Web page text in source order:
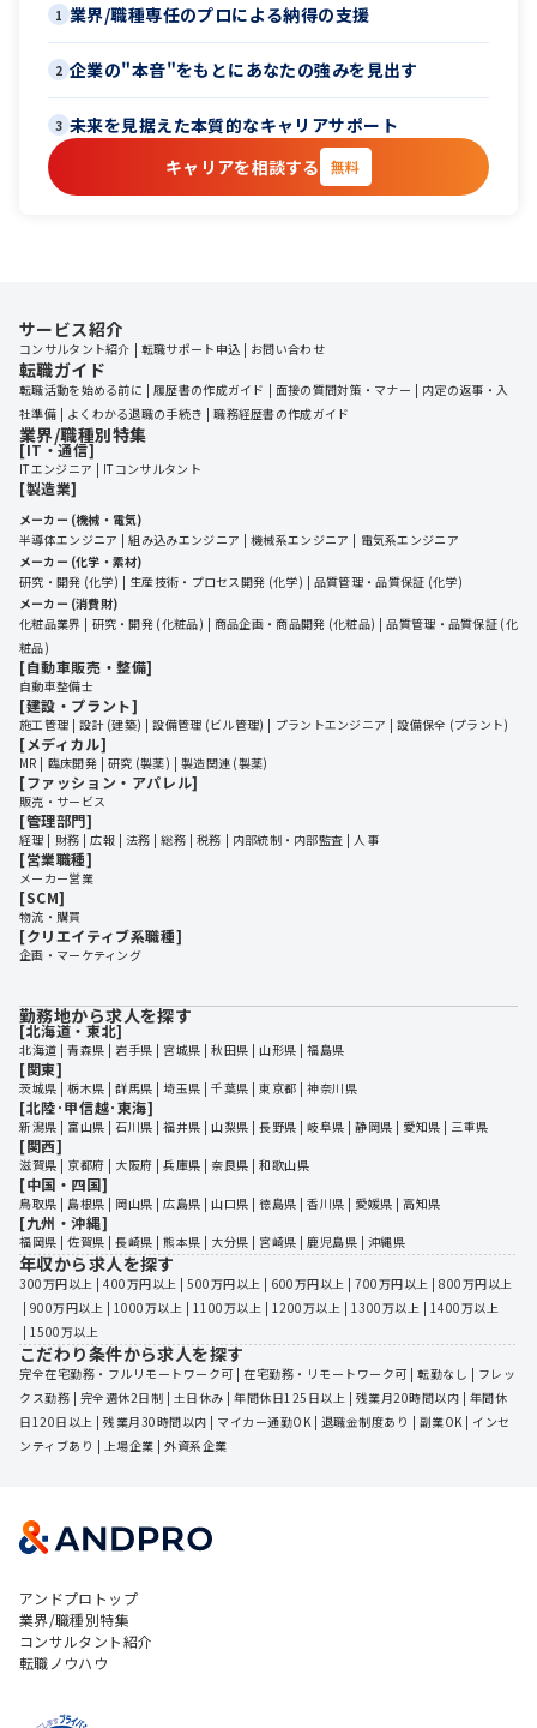
1 業界/職種専任のプロによる納得の支援
2 企業の"本音"をもとにあなたの強みを見出す
3 未来を見据えた本質的なキャリアサポート
キャリアを相談する
無料
サービス紹介
コンサルタント紹介 転職サポート申込 お問い合わせ
転職ガイド
転職活動を始める前に 履歴書の作成ガイド 面接の質問対策・マナー
内定の返事・入
社準備
よくわかる退職の手続き 職務経歴書の作成ガイド
業界/職種別特集
[IT・通信]
ITエンジニア ITコンサルタント
[製造業]
メーカー (機械・電気)
半導体エンジニア
組み込みエンジニア 機械系エンジニア
電気系エンジニア
メーカー (化学・素材)
研究・開発 (化学)
生産技術・プロセス開発 (化学)
品質管理・品質保証 (化学)
メーカー (消費財)
化粧品業界
研究・開発 (化粧品) 商品企画・商品開発 (化粧品)
品質管理・品質保証 (化
粧品)
[自動車販売・整備]
自動車整備士
[建設・プラント]
施工管理 設計 (建築) 設備管理 (ビル管理) プラントエンジニア 設備保全 (プラント)
[メディカル]
MR 臨床開発 研究 (製薬) 製造関連 (製薬)
[ファッション・アパレル]
販売・サービス
[管理部門]
経理 財務 広報 法務 総務 税務 内部統制・内部監査 人事
[営業職種]
メーカー営業
[SCM]
物流・購買
[クリエイティブ系職種]
企画・マーケティング
勤務地から求人を探す
[北海道・東北]
北海道 | 青森県 | 岩手県 | 宮城県 | 秋田県 | 山形県 | 福島県
[関東]
茨城県 | 栃木県 | 群馬県 | 埼玉県 | 千葉県 | 東京都 | 神奈川県
[北陸･甲信越･東海]
新潟県 | 富山県 | 石川県 | 福井県 | 山梨県 | 長野県 | 岐阜県 | 静岡県 | 愛知県 | 三重県
[関西]
滋賀県 | 京都府 | 大阪府 | 兵庫県 | 奈良県 | 和歌山県
[中国・四国]
鳥取県 | 島根県 | 岡山県 | 広島県 | 山口県 | 徳島県 | 香川県 | 愛媛県 | 高知県
[九州・沖縄]
福岡県 | 佐賀県 | 長崎県 | 熊本県 | 大分県 | 宮崎県 | 鹿児島県 | 沖縄県
年収から求人を探す
300万円以上 | 400万円以上 | 500万円以上 | 600万円以上 | 700万円以上 | 800万円以上
| 900万円以上 | 1000万以上 | 1100万以上 | 1200万以上 | 1300万以上 | 1400万以上
| 1500万以上
こだわり条件から求人を探す
完全在宅勤務・フルリモートワーク可 | 在宅勤務・リモートワーク可 | 転勤なし | フレッ
クス勤務 | 完全週休2日制 | 土日休み | 年間休日125日以上 | 残業月20時間以内 | 年間休
日120日以上 | 残業月30時間以内 | マイカー通勤OK | 退職金制度あり | 副業OK | インセ
ンティブあり | 上場企業 | 外資系企業
アンドプロトップ
業界/職種別特集
コンサルタント紹介
転職ノウハウ